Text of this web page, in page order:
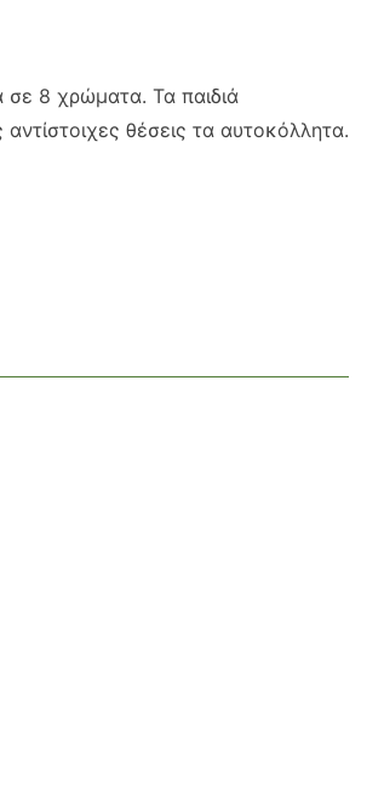
σε 8 χρώματα. Τα παιδιά
θέσεις τα αυτοκόλλητα.